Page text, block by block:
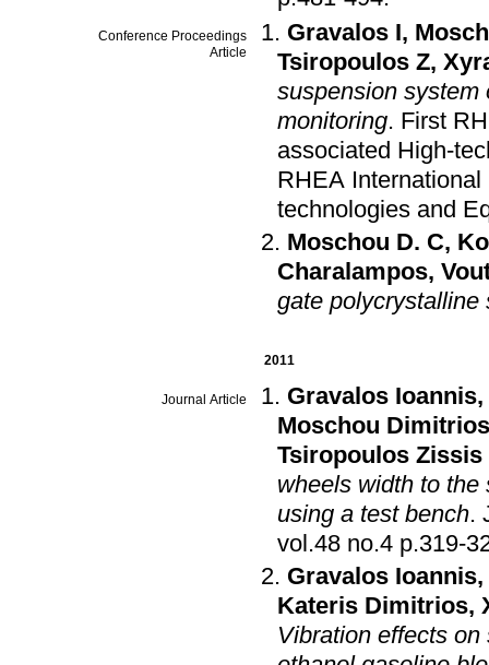
Conference Proceedings
Article
Gravalos I,
Tsiropoulos Z,
suspension system
monitoring. First
associated High-
RHEA
technologies and
Moschou D. C,
Charalampos,
gate polycrystalline
2011
Journal Article Gravalos Ioannis,
Moschou Dimitrios
Tsiropoulos Zissis
wheels width to the
using a test bench.
vol.48 no.4
Gravalos Ioannis,
Kateris Dimitrios,
Vibration effects